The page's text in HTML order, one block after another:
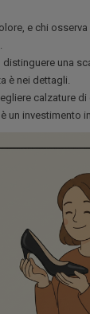
e chi
una
è nei dettagli.
calzature
un investimento